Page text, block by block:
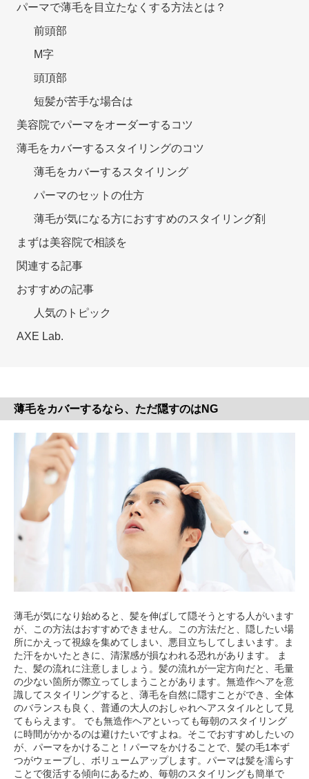
パーマで薄毛を目立たなくする方法とは？
前頭部
M字
頭頂部
短髪が苦手な場合は
美容院でパーマをオーダーするコツ
薄毛をカバーするスタイリングのコツ
薄毛をカバーするスタイリング
パーマのセットの仕方
薄毛が気になる方におすすめのスタイリング剤
まずは美容院で相談を
関連する記事
おすすめの記事
人気のトピック
AXE Lab.
薄毛をカバーするなら、ただ隠すのはNG
薄毛が気になり始めると、髪を伸ばして隠そうとする人がいます
が、この方法はおすすめできません。この方法だと、隠したい場
所にかえって視線を集めてしまい、悪目立ちしてしまいます。ま
た汗をかいたときに、清潔感が損なわれる恐れがあります。 ま
た、髪の流れに注意しましょう。髪の流れが一定方向だと、毛量
の少ない箇所が際立ってしまうことがあります。無造作ヘアを意
識してスタイリングすると、薄毛を自然に隠すことができ、全体
のバランスも良く、普通の大人のおしゃれヘアスタイルとして見
てもらえます。 でも無造作ヘアといっても毎朝のスタイリング
に時間がかかるのは避けたいですよね。そこでおすすめしたいの
が、パーマをかけること！パーマをかけることで、髪の毛1本ず
つがウェーブし、ボリュームアップします。パーマは髪を濡らす
ことで復活する傾向にあるため、毎朝のスタイリングも簡単で